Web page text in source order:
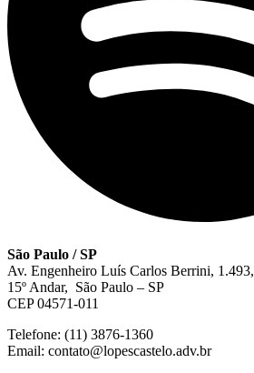
São Paulo / SP
Av. Engenheiro Luís Carlos Berrini, 1.493,
15º Andar, São Paulo – SP
CEP 04571-011
Telefone: (11) 3876-1360
Email: contato@lopescastelo.adv.br